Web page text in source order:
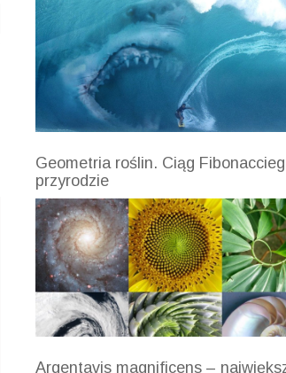
Geometria roślin. Ciąg
przyrodzie
Argentavis magnificens –